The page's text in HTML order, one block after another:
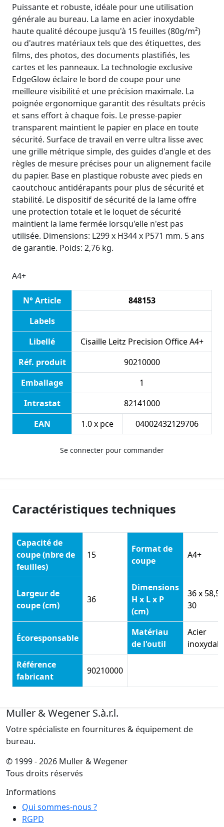
Puissante et robuste, idéale pour une utilisation
générale au bureau. La lame en acier inoxydable
haute qualité découpe jusqu'à 15 feuilles (80g/m²)
ou d'autres matériaux tels que des étiquettes, des
films, des photos, des documents plastifiés, les
cartes et les panneaux. La technologie exclusive
EdgeGlow éclaire le bord de coupe pour une
meilleure visibilité et une précision maximale. La
poignée ergonomique garantit des résultats précis
et sans effort à chaque fois. Le presse-papier
transparent maintient le papier en place en toute
sécurité. Surface de travail en verre ultra lisse avec
une grille métrique simple, des guides d'angle et des
règles de mesure précises pour un alignement facile
du papier. Base en plastique robuste avec pieds en
caoutchouc antidérapants pour plus de sécurité et
stabilité. Le dispositif de sécurité de la lame offre
une protection totale et le loquet de sécurité
maintient la lame fermée lorsqu'elle n'est pas
utilisée. Dimensions: L299 x H344 x P571 mm. 5 ans
de garantie. Poids: 2,76 kg.
A4+
N° Article
848153
Labels
Libellé
Cisaille Leitz Precision Office A4+
Réf. produit
90210000
Emballage
1
Intrastat
82141000
EAN
1.0 x pce 04002432129706
Se connecter pour commander
Caractéristiques techniques
Capacité de
coupe (nbre de
feuilles)
15
Format de
coupe
A4+
Largeur de
coupe (cm)
36
Dimensions
H x L x P
(cm)
36 x 58,5
30
Écoresponsable
Matériau
de l'outil
Acier
Référence
fabricant
90210000
Muller & Wegener S.à.r.l.
Votre spécialiste en fournitures & équipement de
bureau.
© 1999 - 2026 Muller & Wegener
Tous droits réservés
Informations
Qui sommes-nous ?
RGPD